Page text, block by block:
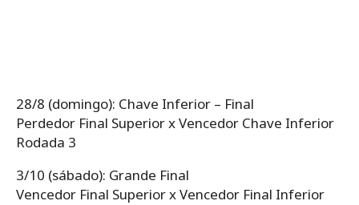
28/8 (domingo): Chave Inferior – Final
Perdedor Final Superior x Vencedor Chave Inferior
Rodada 3
3/10 (sábado): Grande Final
Vencedor Final Superior x Vencedor Final Inferior